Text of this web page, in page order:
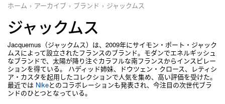
ホーム アーカイブ ブランド ジャックムス
ジャックムス
Jacquemus（ジャックムス）は、2009年にサイモン・ポート・ジャック
ムスによって設立されたフランスのブランド。モダンでエネルギッシュ
なブランドで、太陽が降り注ぐカラフルな南フランスからインスピレー
ションを得ている。 ハディッド姉妹、ドウツェン・クロース、レティシ
ア・カスタを起用したコレクションで人気を集め、高い評価を受けた。
最近では Nikeとのコラボレーションも発表され、今注目の次世代ブラ
ンドのひとつとなっている。